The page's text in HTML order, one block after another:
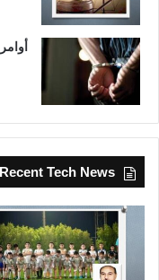
Recent Tech News